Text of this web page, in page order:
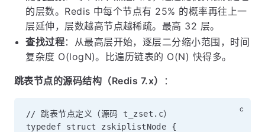
的层数。Redis 中每个节点有 25% 的概率再往上一
层延伸，层数越高节点越稀疏。最高 32 层。
查找过程：从最高层开始，逐层二分缩小范围，时间
复杂度 O(logN)。比遍历链表的 O(N) 快得多。
跳表节点的源码结构（Redis 7.x） ：
// 跳表节点定义（源码 t_zset.c）
typedef struct zskiplistNode {